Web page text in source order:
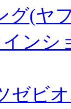
グ(ヤ
ンシ
ゼビ